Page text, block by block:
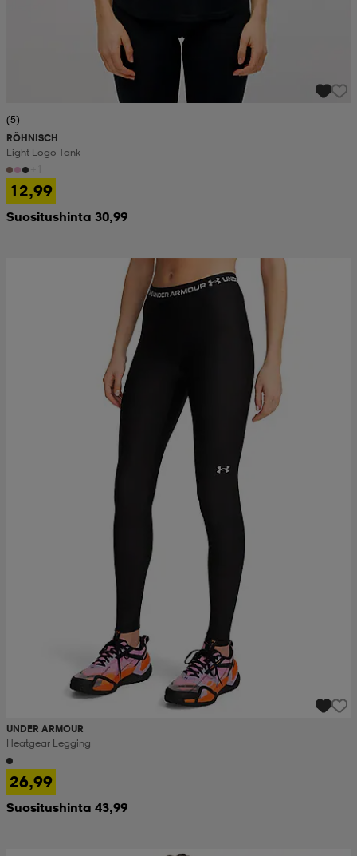
(5)
RÖHNISCH
Light Logo Tank
12,99
Suositushinta 30,99
UNDER ARMOUR
Heatgear Legging
26,99
Suositushinta 43,99